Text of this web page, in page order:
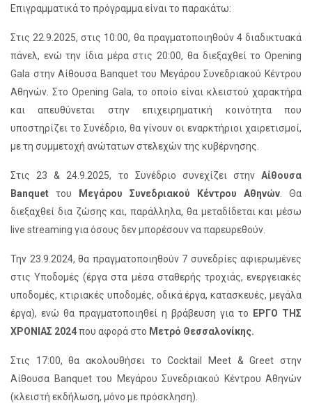
Επιγραμματικά το πρόγραμμα είναι το παρακάτω:
Στις 22.9.2025, στις 10:00, θα πραγματοποιηθούν 4 διαδικτυακά
πάνελ, ενώ την ίδια μέρα στις 20:00, θα διεξαχθεί το Opening
Gala στην Αίθουσα Banquet του Μεγάρου Συνεδριακού Κέντρου
Αθηνών. Στο Opening Gala, το οποίο είναι κλειστού χαρακτήρα
και απευθύνεται στην επιχειρηματική κοινότητα που
υποστηρίζει το Συνέδριο, θα γίνουν οι εναρκτήριοι χαιρετισμοί,
με τη συμμετοχή ανώτατων στελεχών της κυβέρνησης.
Στις 23 & 24.9.2025, το Συνέδριο συνεχίζει στην Αίθουσα
Banquet του Μεγάρου Συνεδριακού Κέντρου Αθηνών . Θα
διεξαχθεί δια ζώσης και, παράλληλα, θα μεταδίδεται και μέσω
live streaming για όσους δεν μπορέσουν να παρευρεθούν.
Την 23.9.2024, θα πραγματοποιηθούν 7 συνεδρίες αφιερωμένες
στις Υποδομές (έργα στα μέσα σταθερής τροχιάς, ενεργειακές
υποδομές, κτιριακές υποδομές, οδικά έργα, κατασκευές, μεγάλα
έργα), ενώ θα πραγματοποιηθεί η βράβευση για το
ΕΡΓΟ ΤΗΣ
ΧΡΟΝΙΑΣ 2024που αφορά στο Μετρό Θεσσαλονίκης.
Στις 17:00, θα ακολουθήσει το Cocktail Meet & Greet στην
Αίθουσα Banquet του Μεγάρου Συνεδριακού Κέντρου Αθηνών
(κλειστή εκδήλωση, μόνο με πρόσκληση).